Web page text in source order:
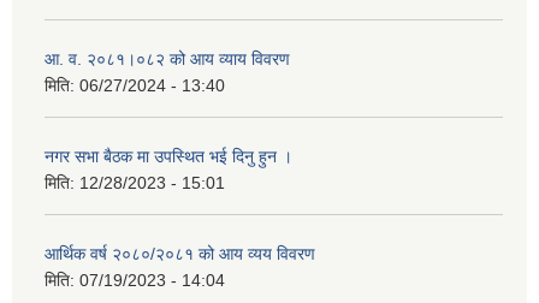
आ. व. २०८१।०८२ को आय व्याय विवरण
मिति: 06/27/2024 - 13:40
नगर सभा बैठक मा उपस्थित भई दिनु हुन ।
मिति: 12/28/2023 - 15:01
आर्थिक वर्ष २०८०/२०८१ को आय व्यय विवरण
मिति: 07/19/2023 - 14:04